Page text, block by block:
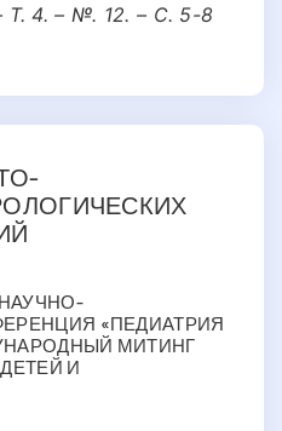
Т. 4. – №. 12. – С. 5-8
«ПЕДИАТРИЯ
МИТИНГ
И